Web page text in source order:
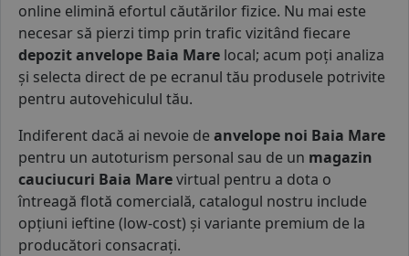
online elimină efortul căutărilor fizice. Nu mai este
necesar să pierzi timp prin trafic vizitând fiecare
depozit anvelope Baia Mare local; acum poți analiza
și selecta direct de pe ecranul tău produsele potrivite
pentru autovehiculul tău.
Indiferent dacă ai nevoie de anvelope noi Baia Mare
pentru un autoturism personal sau de un magazin
cauciucuri Baia Marevirtual pentru a dota o
întreagă flotă comercială, catalogul nostru include
opțiuni ieftine (low-cost) și variante premium de la
producători consacrați.